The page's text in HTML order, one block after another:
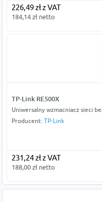
226,49 zł z VAT
184,14 zł netto
TP-Link RE500X
Uniwersalny wzmacniacz sieci
Producent: TP-Link
231,24 zł z VAT
188,00 zł netto